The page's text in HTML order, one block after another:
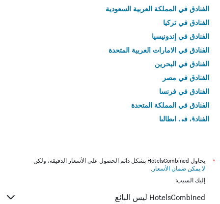
الفنادق في المملكة العربية السعودية
الفنادق في تركيا
الفنادق في إندونيسيا
الفنادق في الامارات العربية المتحدة
الفنادق في البحرين
الفنادق في مصر
الفنادق في فرنسا
الفنادق في المملكة المتحدة
الفنادق في إيطاليا
*
يحاول HotelsCombined بشكل دائم الحصول على الأسعار الدقيقة، ولكن
لا يمكن ضمان الأسعار .
إليك السبب:
HotelsCombined ليس البائع